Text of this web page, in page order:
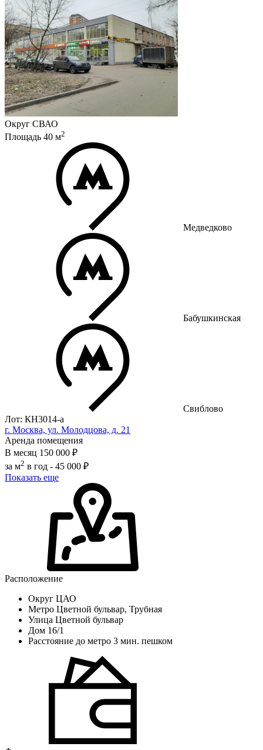
Округ СВАО
Площадь 40 м2
Медведково
Бабушкинская
Свиблово
Лот: КН3014-a
г. Москва, ул. Молодцова, д. 21
Аренда помещения
В месяц 150 000 ₽
за м2 в год - 45 000 ₽
Показать еще
Расположение
Округ ЦАО
Метро Цветной бульвар, Трубная
Улица Цветной бульвар
Дом 16/1
Расстояние до метро 3 мин. пешком